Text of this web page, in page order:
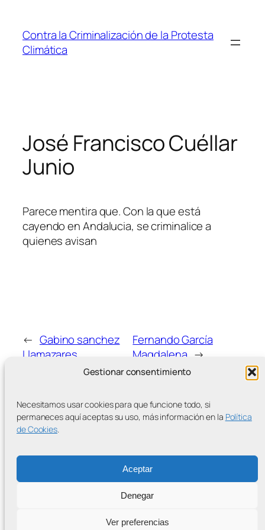
Gestionar consentimiento
Necesitamos usar cookies para que funcione todo, si
permaneces aquí aceptas su uso, más información en la Política
de Cookies.
Aceptar
Denegar
Ver preferencias
contenido
Contra la Criminalización de la Protesta
Climática
José Francisco Cuéllar
Junio
Parece mentira que. Con la que está
cayendo en Andalucia, se criminalice a
quienes avisan
← Gabino sanchez
Llamazares
Fernando García
Magdalena →